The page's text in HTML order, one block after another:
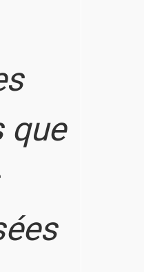
que